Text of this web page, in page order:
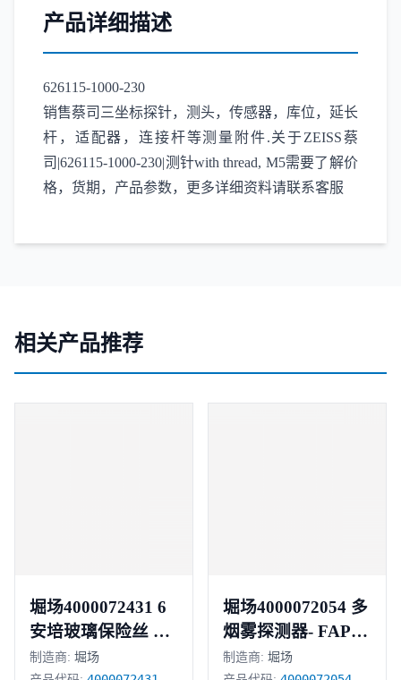
产品详细描述
626115-1000-230
销售蔡司三坐标探针，测头，传感器，库位，延长
杆，适配器，连接杆等测量附件.关于ZEISS蔡
司|626115-1000-230|测针with thread, M5需要了解价
格，货期，产品参数，更多详细资料请联系客服
相关产品推荐
堀场4000072431 6
安培玻璃保险丝 正
品
制造商: 堀场
堀场4000072054 多
烟雾探测器- FAPT-
851
制造商: 堀场